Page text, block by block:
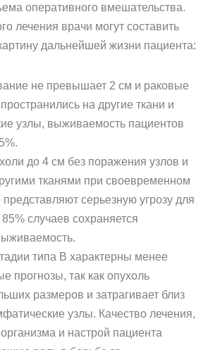
оперативного вмешательства.
лечения врачи могут составить
дальнейшей жизни пациента:
не превышает 2 см и раковые
на другие ткани и
узлы, выживаемость пациентов
до 4 см без поражения узлов и
тканями при своевременном
представляют серьезную угрозу для
случаев сохраняется
типа В характерны менее
прогнозы, так как опухоль
размеров и затрагивает близ
узлы. Качество лечения,
и настрой пациента